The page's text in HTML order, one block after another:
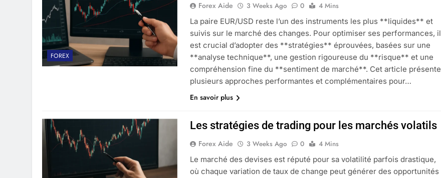
FOREX
Forex Aide 3 Weeks Ago 0
4 Mins
La paire EUR/USD reste l’un des instruments les plus **liquides** et
suivis sur le marché des changes. Pour optimiser ses performances, il
est crucial d’adopter des **stratégies** éprouvées, basées sur une
**analyse technique**, une gestion rigoureuse du **risque** et une
compréhension fine du **sentiment de marché**. Cet article présente
plusieurs approches performantes et complémentaires pour…
En savoir plus
Les stratégies de trading pour les marchés volatils
Forex Aide 3 Weeks Ago 0
4 Mins
Le marché des devises est réputé pour sa volatilité parfois drastique,
où chaque variation de taux de change peut générer des opportunités